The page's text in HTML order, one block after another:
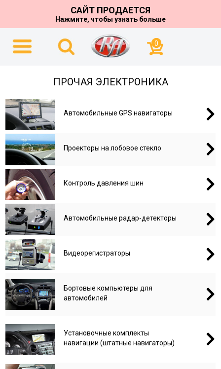
САЙТ ПРОДАЕТСЯ
Нажмите, чтобы узнать больше
0
ПРОЧАЯ ЭЛЕКТРОНИКА
Автомобильные GPS навигаторы
Проекторы на лобовое стекло
Контроль давления шин
Автомобильные радар-детекторы
Видеорегистраторы
Бортовые компьютеры для
автомобилей
Установочные комплекты
навигации (штатные навигаторы)